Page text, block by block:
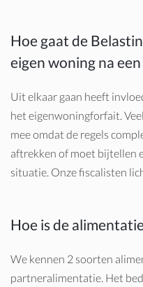
Hoe gaat de
eigen woning na
Uit elkaar gaan heeft
het eigenwoningforfait.
mee omdat de regels
aftrekken of moet bijtellen
situatie. Onze fiscalisten
Hoe is de
We kennen 2 soorten
partneralimentatie. Het